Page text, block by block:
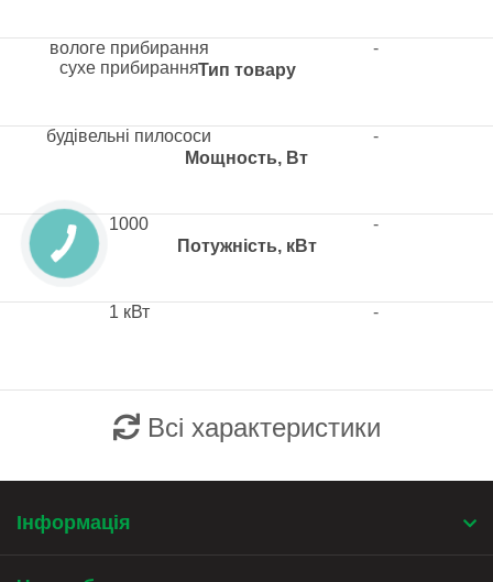
Тип товару
Мощность, Вт
Потужність, кВт
вологе прибирання
сухе прибирання
будівельні пилососи
1000
1 кВт
-
-
-
-
Всі характеристики
Інформація